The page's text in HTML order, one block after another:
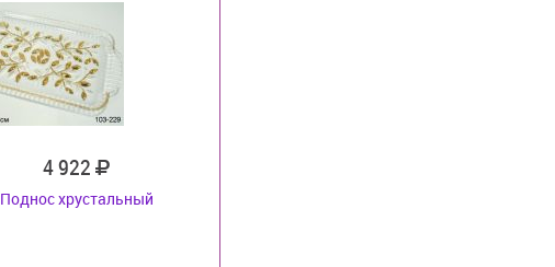
4 922
Поднос хрустальный